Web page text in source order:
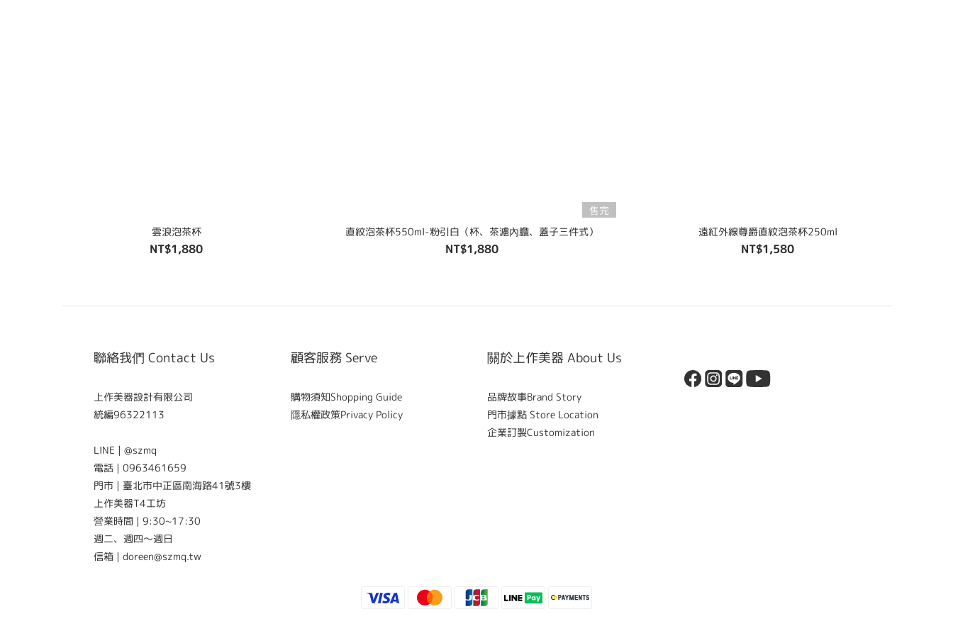
雲浪泡茶杯
NT$1,880
售完
直紋泡茶杯550ml-粉引白（杯、茶濾內膽、蓋子三件式）
NT$1,880
遠紅外線尊爵直紋泡茶杯250ml
NT$1,580
聯絡我們 Contact Us
上作美器設計有限公司
統編96322113
LINE | @szmq
電話 | 0963461659
門市 | 臺北市中正區南海路41號3樓
上作美器T4工坊
營業時間 | 9:30~17:30
週二、週四～週日
信箱 | doreen@szmq.tw
顧客服務 Serve
購物須知Shopping Guide
隱私權政策Privacy Policy
關於上作美器 About Us
品牌故事Brand Story
門市據點 Store Location
企業訂製Customization